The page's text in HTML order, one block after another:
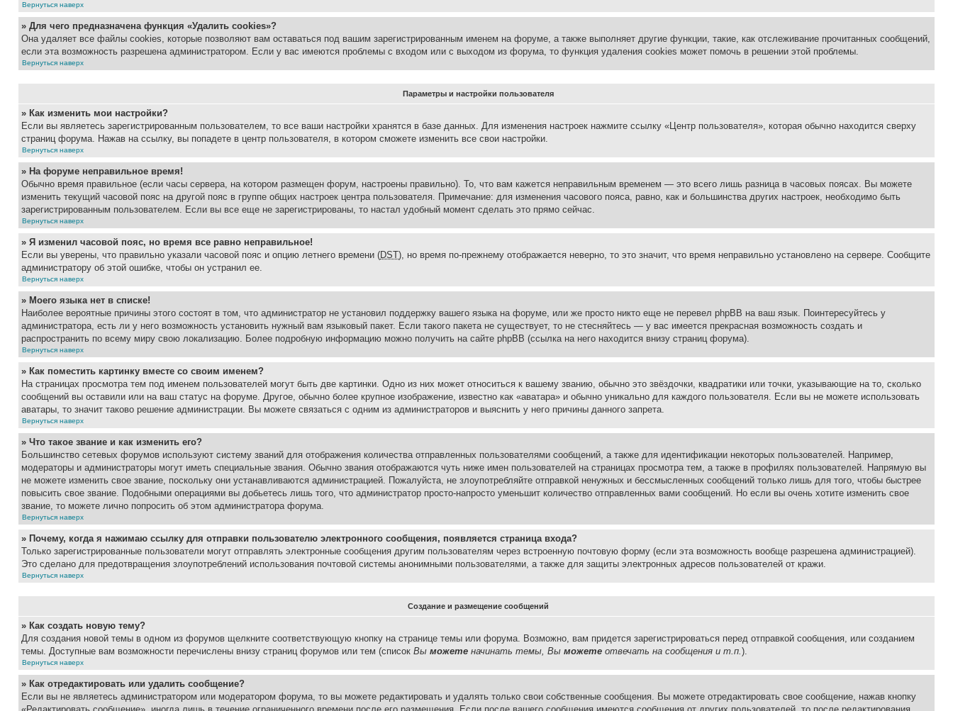
Вернуться наверх
» Для чего предназначена функция «Удалить cookies»?
Она удаляет все файлы cookies, которые позволяют вам оставаться под вашим зарегистрированным именем на форуме, а также выполняет другие функции, такие, как отслеживание прочитанных сообщений,
если эта возможность разрешена администратором. Если у вас имеются проблемы с входом или с выходом из форума, то функция удаления cookies может помочь в решении этой проблемы.
Вернуться наверх
Параметры и настройки пользователя
» Как изменить мои настройки?
Если вы являетесь зарегистрированным пользователем, то все ваши настройки хранятся в базе данных. Для изменения настроек нажмите ссылку «Центр пользователя», которая обычно находится сверху
страниц форума. Нажав на ссылку, вы попадете в центр пользователя, в котором сможете изменить все свои настройки.
Вернуться наверх
» На форуме неправильное время!
Обычно время правильное (если часы сервера, на котором размещен форум, настроены правильно). То, что вам кажется неправильным временем — это всего лишь разница в часовых поясах. Вы можете
изменить текущий часовой пояс на другой пояс в группе общих настроек центра пользователя. Примечание: для изменения часового пояса, равно, как и большинства других настроек, необходимо быть
зарегистрированным пользователем. Если вы все еще не зарегистрированы, то настал удобный момент сделать это прямо сейчас.
Вернуться наверх
» Я изменил часовой пояс, но время все равно неправильное!
Если вы уверены, что правильно указали часовой пояс и опцию летнего времени (DST), но время по-прежнему отображается неверно, то это значит, что время неправильно установлено на сервере. Сообщите
администратору об этой ошибке, чтобы он устранил ее.
Вернуться наверх
» Моего языка нет в списке!
Наиболее вероятные причины этого состоят в том, что администратор не установил поддержку вашего языка на форуме, или же просто никто еще не перевел phpBB на ваш язык. Поинтересуйтесь у
администратора, есть ли у него возможность установить нужный вам языковый пакет. Если такого пакета не существует, то не стесняйтесь — у вас имеется прекрасная возможность создать и
распространить по всему миру свою локализацию. Более подробную информацию можно получить на сайте phpBB (ссылка на него находится внизу страниц форума).
Вернуться наверх
» Как поместить картинку вместе со своим именем?
На страницах просмотра тем под именем пользователей могут быть две картинки. Одно из них может относиться к вашему званию, обычно это звёздочки, квадратики или точки, указывающие на то, сколько
сообщений вы оставили или на ваш статус на форуме. Другое, обычно более крупное изображение, известно как «аватара» и обычно уникально для каждого пользователя. Если вы не можете использовать
аватары, то значит таково решение администрации. Вы можете связаться с одним из администраторов и выяснить у него причины данного запрета.
Вернуться наверх
» Что такое звание и как изменить его?
Большинство сетевых форумов используют систему званий для отображения количества отправленных пользователями сообщений, а также для идентификации некоторых пользователей. Например,
модераторы и администраторы могут иметь специальные звания. Обычно звания отображаются чуть ниже имен пользователей на страницах просмотра тем, а также в профилях пользователей. Напрямую вы
не можете изменить свое звание, поскольку они устанавливаются администрацией. Пожалуйста, не злоупотребляйте отправкой ненужных и бессмысленных сообщений только лишь для того, чтобы быстрее
повысить свое звание. Подобными операциями вы добьетесь лишь того, что администратор просто-напросто уменьшит количество отправленных вами сообщений. Но если вы очень хотите изменить свое
звание, то можете лично попросить об этом администратора форума.
Вернуться наверх
» Почему, когда я нажимаю ссылку для отправки пользователю электронного сообщения, появляется страница входа?
Только зарегистрированные пользователи могут отправлять электронные сообщения другим пользователям через встроенную почтовую форму (если эта возможность вообще разрешена администрацией).
Это сделано для предотвращения злоупотреблений использования почтовой системы анонимными пользователями, а также для защиты электронных адресов пользователей от кражи.
Вернуться наверх
Создание и размещение сообщений
» Как создать новую тему?
Для создания новой темы в одном из форумов щелкните соответствующую кнопку на странице темы или форума. Возможно, вам придется зарегистрироваться перед отправкой сообщения, или созданием
темы. Доступные вам возможности перечислены внизу страниц форумов или тем (список Вы можете начинать темы, Вы можете отвечать на сообщения и т.п.).
Вернуться наверх
» Как отредактировать или удалить сообщение?
Если вы не являетесь администратором или модератором форума, то вы можете редактировать и удалять только свои собственные сообщения. Вы можете отредактировать свое сообщение, нажав кнопку